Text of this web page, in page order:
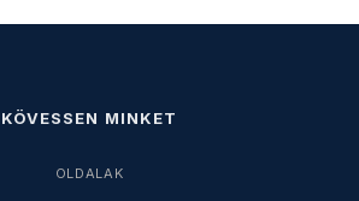
KÖVESSEN MINKET
OLDALAK